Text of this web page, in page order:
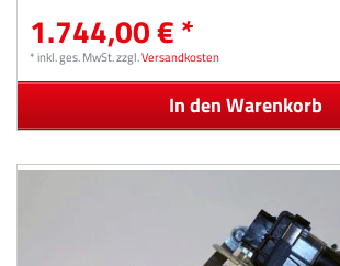
1.744,00 € *
*inkl. ges. MwSt.zzgl.Versandkosten
In den Warenkorb